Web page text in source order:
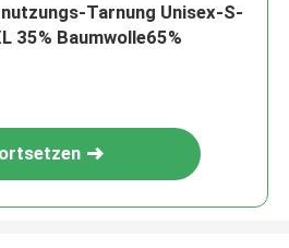
Tarnung Unisex-S-
35% Baumwolle65%